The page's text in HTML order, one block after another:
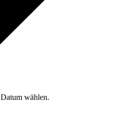
Datum wählen.